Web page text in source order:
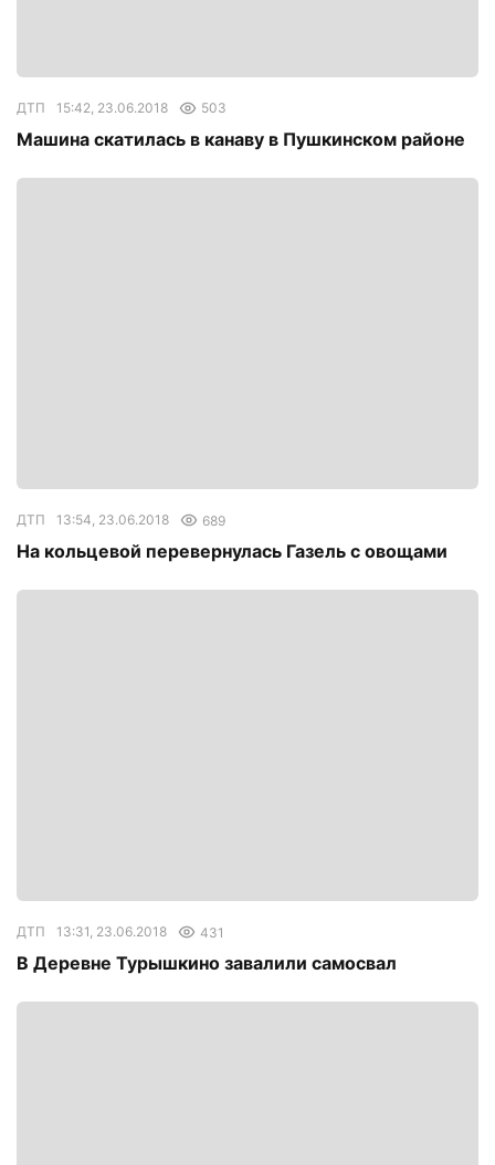
ДТП 15:42, 23.06.2018 503
Машина скатилась в канаву в Пушкинском районе
ДТП 13:54, 23.06.2018 689
На кольцевой перевернулась Газель с овощами
ДТП 13:31, 23.06.2018 431
В Деревне Турышкино завалили самосвал